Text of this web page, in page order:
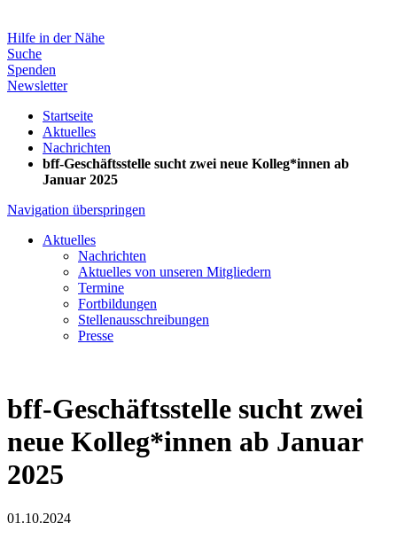
Hilfe in der Nähe
Suche
Spenden
Newsletter
Startseite
Aktuelles
Nachrichten
bff-Geschäftsstelle sucht zwei neue Kolleg*innen ab
Januar 2025
Navigation überspringen
Aktuelles
Nachrichten
Aktuelles von unseren Mitgliedern
Termine
Fortbildungen
Stellenausschreibungen
Presse
bff-Geschäftsstelle sucht zwei
neue Kolleg*innen ab Januar
2025
01.10.2024